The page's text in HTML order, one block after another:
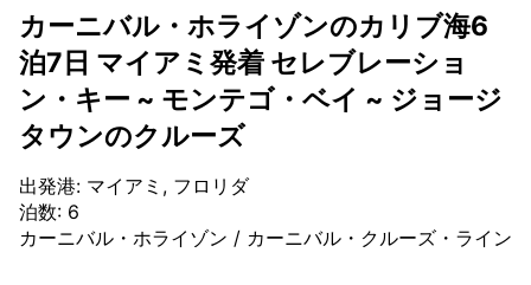
カーニバル・ホライゾンのカリブ海6
泊7日 マイアミ発着 セレブレーショ
ン・キー ~ モンテゴ・ベイ ~ ジョージ
タウンのクルーズ
出発港: マイアミ, フロリダ
泊数: 6
カーニバル・ホライゾン / カーニバル・クルーズ・ライン